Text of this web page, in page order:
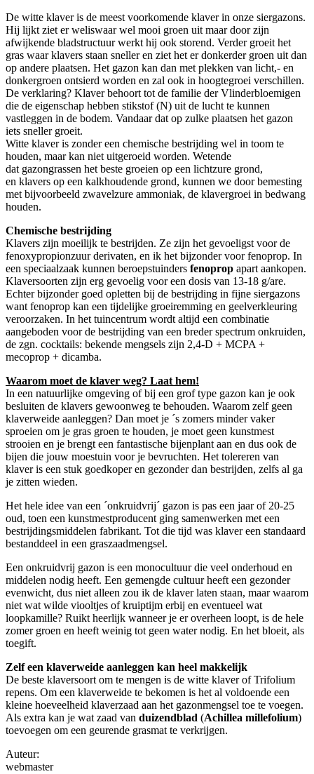
De witte klaver is de meest voorkomende klaver in onze siergazons.
Hij lijkt ziet er weliswaar wel mooi groen uit maar door zijn
afwijkende bladstructuur werkt hij ook storend. Verder groeit het
gras waar klavers staan sneller en ziet het er donkerder groen uit dan
op andere plaatsen. Het gazon kan dan met plekken van licht,- en
donkergroen ontsierd worden en zal ook in hoogtegroei verschillen.
De verklaring? Klaver behoort tot de familie der Vlinderbloemigen
die de eigenschap hebben stikstof (N) uit de lucht te kunnen
vastleggen in de bodem. Vandaar dat op zulke plaatsen het gazon
iets sneller groeit.
Witte klaver is zonder een chemische bestrijding wel in toom te
houden, maar kan niet uitgeroeid worden. Wetende
dat gazongrassen het beste groeien op een lichtzure grond,
en klavers op een kalkhoudende grond, kunnen we door bemesting
met bijvoorbeeld zwavelzure ammoniak, de klavergroei in bedwang
houden.
Chemische bestrijding
Klavers zijn moeilijk te bestrijden. Ze zijn het gevoeligst voor de
fenoxypropionzuur derivaten, en ik het bijzonder voor fenoprop. In
een speciaalzaak kunnen beroepstuinders fenoprop apart aankopen.
Klaversoorten zijn erg gevoelig voor een dosis van 13-18 g/are.
Echter bijzonder goed opletten bij de bestrijding in fijne siergazons
want fenoprop kan een tijdelijke groeiremming en geelverkleuring
veroorzaken. In het tuincentrum wordt altijd een combinatie
aangeboden voor de bestrijding van een breder spectrum onkruiden,
de zgn. cocktails: bekende mengsels zijn 2,4-D + MCPA +
mecoprop + dicamba.
Waarom moet de klaver weg? Laat hem!
In een natuurlijke omgeving of bij een grof type gazon kan je ook
besluiten de klavers gewoonweg te behouden. Waarom zelf geen
klaverweide aanleggen? Dan moet je ´s zomers minder vaker
sproeien om je gras groen te houden, je moet geen kunstmest
strooien en je brengt een fantastische bijenplant aan en dus ook de
bijen die jouw moestuin voor je bevruchten. Het tolereren van
klaver is een stuk goedkoper en gezonder dan bestrijden, zelfs al ga
je zitten wieden.
Het hele idee van een ´onkruidvrij´ gazon is pas een jaar of 20-25
oud, toen een kunstmestproducent ging samenwerken met een
bestrijdingsmiddelen fabrikant. Tot die tijd was klaver een standaard
bestanddeel in een graszaadmengsel.
Een onkruidvrij gazon is een monocultuur die veel onderhoud en
middelen nodig heeft. Een gemengde cultuur heeft een gezonder
evenwicht, dus niet alleen zou ik de klaver laten staan, maar waarom
niet wat wilde viooltjes of kruiptijm erbij en eventueel wat
loopkamille? Ruikt heerlijk wanneer je er overheen loopt, is de hele
zomer groen en heeft weinig tot geen water nodig. En het bloeit, als
toegift.
Zelf een klaverweide aanleggen kan heel makkelijk
De beste klaversoort om te mengen is de witte klaver of Trifolium
repens. Om een klaverweide te bekomen is het al voldoende een
kleine hoeveelheid klaverzaad aan het gazonmengsel toe te voegen.
Als extra kan je wat zaad van duizendblad (Achillea millefolium)
toevoegen om een geurende grasmat te verkrijgen.
Auteur:
webmaster